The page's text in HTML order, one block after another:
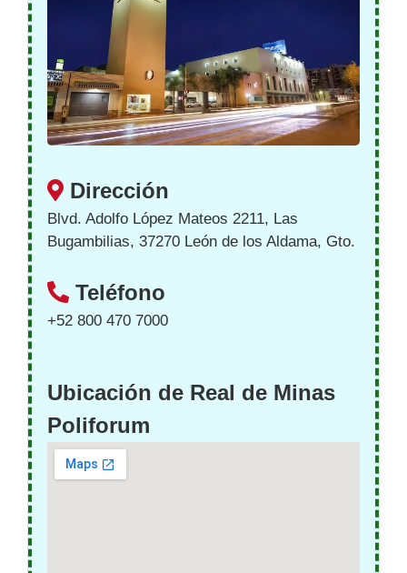
Dirección
Blvd. Adolfo López Mateos 2211, Las
Bugambilias, 37270 León de los Aldama, Gto.
Teléfono
+52 800 470 7000
Ubicación de Real de Minas
Poliforum